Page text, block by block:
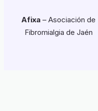
Afixa – Asociación de
Fibromialgia de Jaén